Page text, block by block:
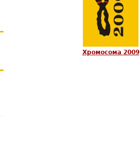
Хромосома 2009